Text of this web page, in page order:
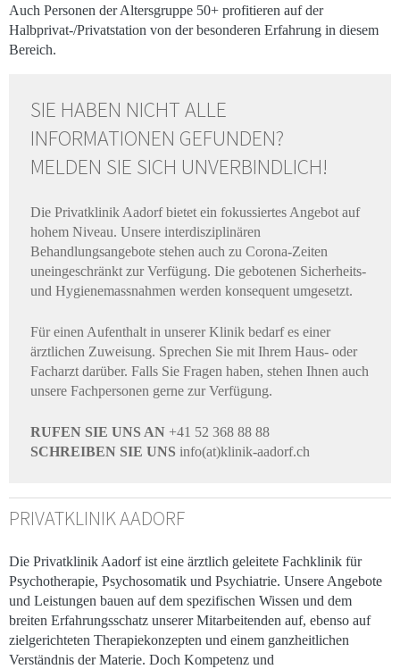
Auch Personen der Altersgruppe 50+ profitieren auf der
Halbprivat-/Privatstation von der besonderen Erfahrung in diesem
Bereich.
SIE HABEN NICHT ALLE
INFORMATIONEN GEFUNDEN?
MELDEN SIE SICH UNVERBINDLICH!
Die Privatklinik Aadorf bietet ein fokussiertes Angebot auf
hohem Niveau. Unsere interdisziplinären
Behandlungsangebote stehen auch zu Corona-Zeiten
uneingeschränkt zur Verfügung. Die gebotenen Sicherheits-
und Hygienemassnahmen werden konsequent umgesetzt.
Für einen Aufenthalt in unserer Klinik bedarf es einer
ärztlichen Zuweisung. Sprechen Sie mit Ihrem Haus- oder
Facharzt darüber. Falls Sie Fragen haben, stehen Ihnen auch
unsere Fachpersonen gerne zur Verfügung.
RUFEN SIE UNS AN +41 52 368 88 88
SCHREIBEN SIE UNS info(at)klinik-aadorf.ch
PRIVATKLINIK AADORF
Die Privatklinik Aadorf ist eine ärztlich geleitete Fachklinik für
Psychotherapie, Psychosomatik und Psychiatrie. Unsere Angebote
und Leistungen bauen auf dem spezifischen Wissen und dem
breiten Erfahrungsschatz unserer Mitarbeitenden auf, ebenso auf
zielgerichteten Therapiekonzepten und einem ganzheitlichen
Verständnis der Materie. Doch Kompetenz und